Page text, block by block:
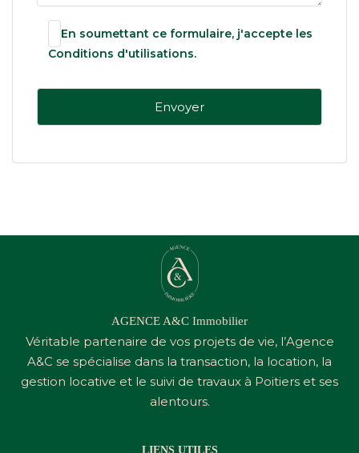
En soumettant ce formulaire, j'accepte les
Conditions d'utilisations.
AGENCE A&C Immobilier
Véritable partenaire de vos projets de vie, l’Agence
A&C se spécialise dans la transaction, la location, la
gestion locative et le suivi de travaux à Poitiers et ses
alentours.
LIENS UTILES